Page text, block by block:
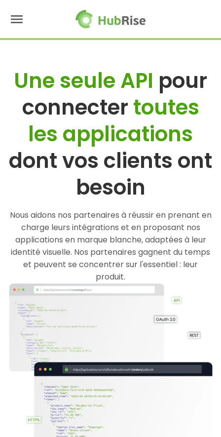
menu
Une seule API pour
connecter toutes
les applications
dont vos clients ont
besoin
Nous aidons nos partenaires à réussir en prenant en
charge leurs intégrations et en proposant nos
applications en marque blanche, adaptées à leur
identité visuelle. Nos partenaires gagnent du temps
et peuvent se concentrer sur l'essentiel : leur
produit.